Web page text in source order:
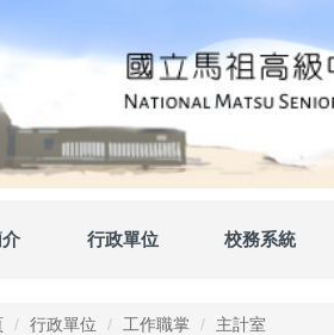
行政單位 校務系統
行政單位 工作職掌 主計室